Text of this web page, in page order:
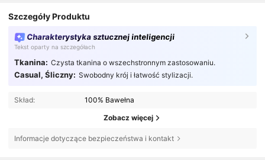
Szczegóły Produktu
Charakterystyka sztucznej inteligencji
Tekst oparty na szczegółach
Tkanina: Czysta tkanina o wszechstronnym zastosowaniu.
Casual, Śliczny: Swobodny krój i łatwość stylizacji.
Skład: 100% Bawełna
Zobacz więcej
Informacje dotyczące bezpieczeństwa i kontakt